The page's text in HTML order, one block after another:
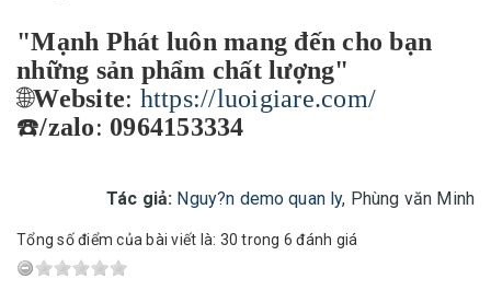
"Mạnh Phát luôn mang đến cho bạn
những sản phẩm chất lượng"
🌐Website: https://luoigiare.com/
☎️/zalo: 0964153334
Tác giả: Nguy?n demo quan ly, Phùng văn Minh
Tổng số điểm của bài viết là: 30 trong 6 đánh giá